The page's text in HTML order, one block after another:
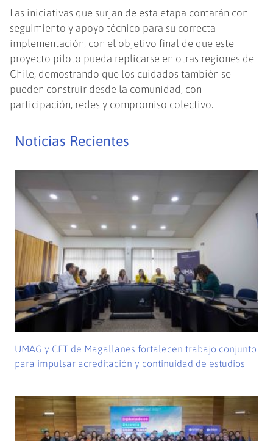
Las iniciativas que surjan de esta etapa contarán con
seguimiento y apoyo técnico para su correcta
implementación, con el objetivo final de que este
proyecto piloto pueda replicarse en otras regiones de
Chile, demostrando que los cuidados también se
pueden construir desde la comunidad, con
participación, redes y compromiso colectivo.
Noticias Recientes
UMAG y CFT de Magallanes fortalecen trabajo conjunto
para impulsar acreditación y continuidad de estudios